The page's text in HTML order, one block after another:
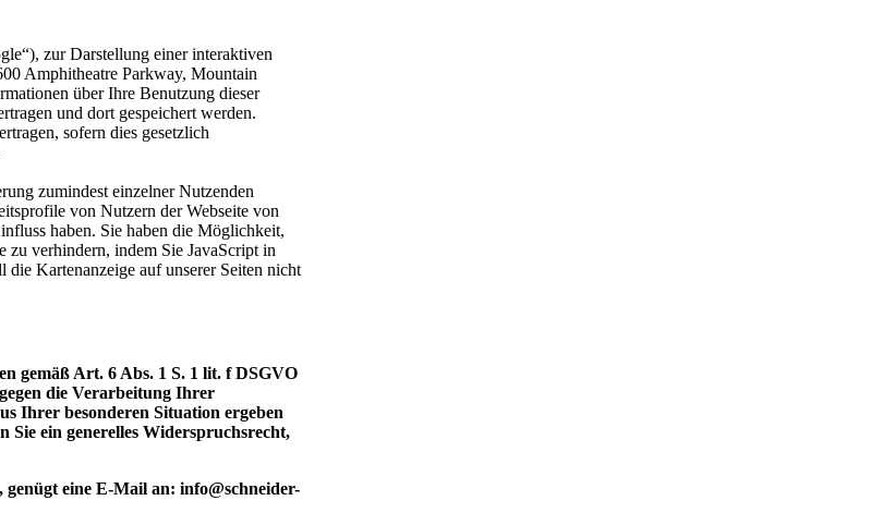
zur Darstellung einer interaktiven
Amphitheatre Parkway, Mountain
über Ihre Benutzung dieser
und dort gespeichert werden.
sofern dies gesetzlich
zumindest einzelner Nutzenden
von Nutzern der Webseite von
haben. Sie haben die Möglichkeit,
zu verhindern, indem Sie JavaScript in
Kartenanzeige auf unserer Seiten nicht
gemäß Art. 6 Abs. 1 S. 1 lit. f DSGVO
die Verarbeitung Ihrer
Ihrer besonderen Situation ergeben
ein generelles Widerspruchsrecht,
eine E-Mail an: info@schneider-